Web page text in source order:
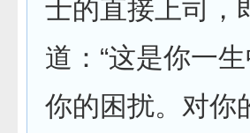
士的直接上司，
道：“这是你一
你的困扰。对你